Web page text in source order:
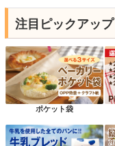
注目ピックアップ
ポケット袋